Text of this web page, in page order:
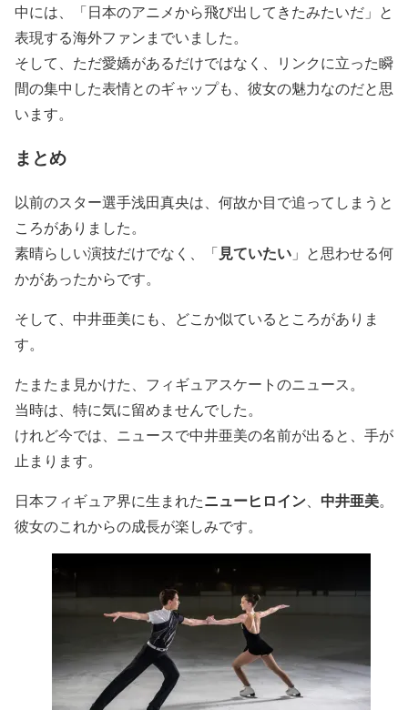
中には、「日本のアニメから飛び出してきたみたいだ」と
表現する海外ファンまでいました。
そして、ただ愛嬌があるだけではなく、リンクに立った瞬
間の集中した表情とのギャップも、彼女の魅力なのだと思
います。
まとめ
以前のスター選手浅田真央は、何故か目で追ってしまうと
ころがありました。
素晴らしい演技だけでなく、「見ていたい 」と思わせる何
かがあったからです。
そして、中井亜美にも、どこか似ているところがありま
す。
たまたま見かけた、フィギュアスケートのニュース。
当時は、特に気に留めませんでした。
けれど今では、ニュースで中井亜美の名前が出ると、手が
止まります。
日本フィギュア界に生まれたニューヒロイン 中井亜美。
彼女のこれからの成長が楽しみです。